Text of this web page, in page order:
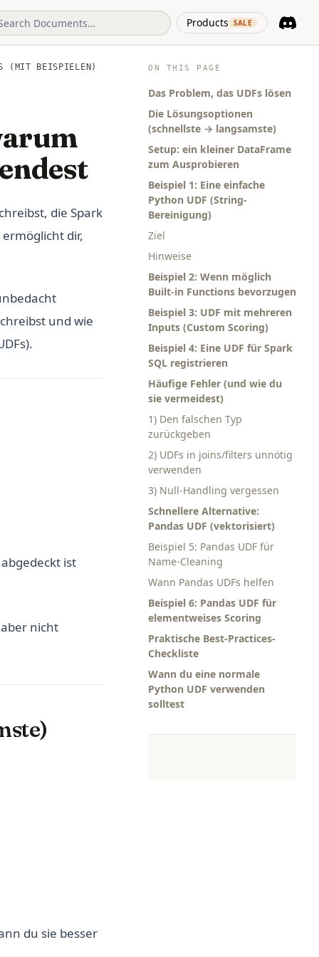
Products SALE
(opens in
ON THIS PAGE
Das Problem, das UDFs lösen
Die Lösungsoptionen
(schnellste → langsamste)
Setup: ein kleiner DataFrame
zum Ausprobieren
Beispiel 1: Eine einfache
Python UDF (String-
Bereinigung)
Ziel
Hinweise
Beispiel 2: Wenn möglich
Built-in Functions bevorzugen
Beispiel 3: UDF mit mehreren
Inputs (Custom Scoring)
Beispiel 4: Eine UDF für Spark
SQL registrieren
Häufige Fehler (und wie du
sie vermeidest)
1) Den falschen Typ
zurückgeben
2) UDFs in joins/filters unnötig
verwenden
3) Null-Handling vergessen
Schnellere Alternative:
Pandas UDF (vektorisiert)
Beispiel 5: Pandas UDF für
Name-Cleaning
Wann Pandas UDFs helfen
Beispiel 6: Pandas UDF für
elementweises Scoring
Praktische Best-Practices-
Checkliste
Wann du eine normale
Python UDF verwenden
solltest
(MIT BEISPIELEN)
die Spark
ermöglicht dir,
und wie
ist
nicht
du sie besser